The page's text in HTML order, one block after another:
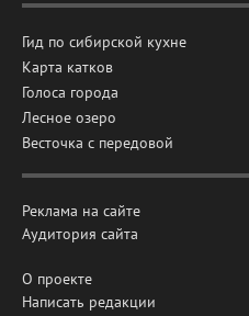
Гид по сибирской кухне
Карта катков
Голоса города
Лесное озеро
Весточка с передовой
Реклама на сайте
Аудитория сайта
О проекте
Написать редакции